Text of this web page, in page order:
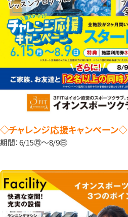
◇チャレンジ応援キャンペーン◇
期間：6/15㊊～8/9㊐